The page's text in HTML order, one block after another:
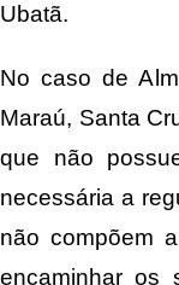
Ubatã.
No caso de
Maraú, Santa
que não
necessária a
não compõem
encaminhar os